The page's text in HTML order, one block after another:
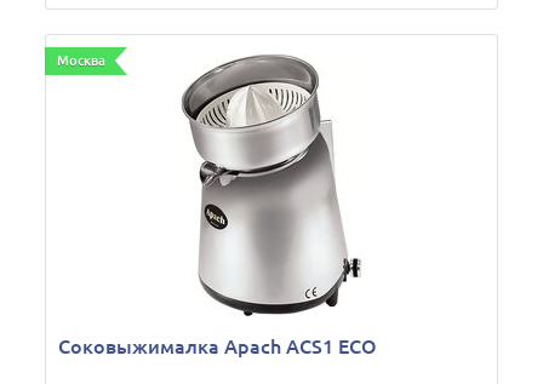
Москва
Соковыжималка Apach ACS1 ECO